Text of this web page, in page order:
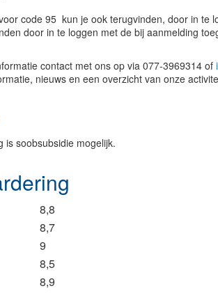
code 95 kun je ook terugvinden, door in te
door in te loggen met de bij aanmelding
contact met ons op via 077-3969314 of
nieuws en een overzicht van onze
is soobsubsidie mogelijk.
8,8
8,7
9
8,5
8,9